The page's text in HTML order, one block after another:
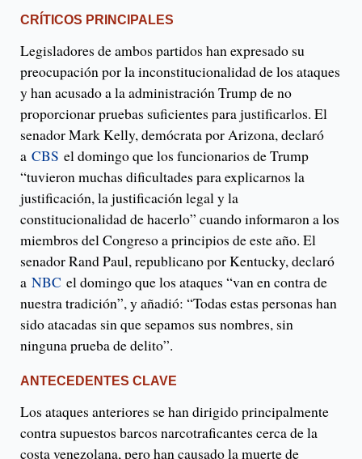
CRÍTICOS PRINCIPALES
Legisladores de ambos partidos han expresado su
preocupación por la inconstitucionalidad de los ataques
y han acusado a la administración Trump de no
proporcionar pruebas suficientes para justificarlos. El
senador Mark Kelly, demócrata por Arizona, declaró
a CBS el domingo que los funcionarios de Trump
“tuvieron muchas dificultades para explicarnos la
justificación, la justificación legal y la
constitucionalidad de hacerlo” cuando informaron a los
miembros del Congreso a principios de este año. El
senador Rand Paul, republicano por Kentucky, declaró
a NBC el domingo que los ataques “van en contra de
nuestra tradición”, y añadió: “Todas estas personas han
sido atacadas sin que sepamos sus nombres, sin
ninguna prueba de delito”.
ANTECEDENTES CLAVE
Los ataques anteriores se han dirigido principalmente
contra supuestos barcos narcotraficantes cerca de la
costa venezolana, pero han causado la muerte de